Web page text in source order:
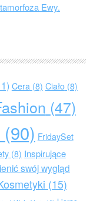
Ewy.
Cera(8) Ciało(8)
(47)
(90) FridaySet
(8) Inspirujące
swój wygląd
(15)